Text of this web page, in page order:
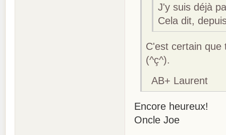
J'y suis déjà
Cela dit,
C'est certain que
(^ç^).
AB+ Laurent
Encore heureux!
Oncle Joe